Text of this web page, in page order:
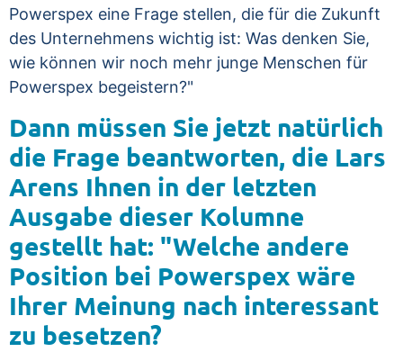
Powerspex eine Frage stellen, die für die Zukunft
des Unternehmens wichtig ist: Was denken Sie,
wie können wir noch mehr junge Menschen für
Powerspex begeistern?"
Dann müssen Sie jetzt natürlich
die Frage beantworten, die Lars
Arens Ihnen in der letzten
Ausgabe dieser Kolumne
gestellt hat: "Welche andere
Position bei Powerspex wäre
Ihrer Meinung nach interessant
zu besetzen?